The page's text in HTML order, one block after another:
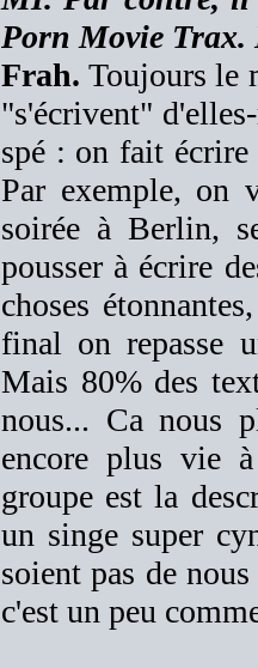
Porn Movie Trax.
Frah. Toujours le
"s'écrivent"
spé : on fait écrire
Par exemple, on
soirée à Berlin,
pousser à écrire
choses
final on repasse
Mais 80% des
nous... Ca nous
encore plus vie
groupe est la
un singe super
soient pas de
c'est un peu